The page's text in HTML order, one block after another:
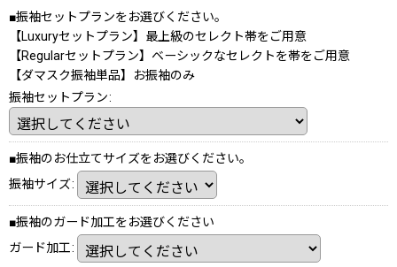
■振袖セットプランをお選びください。
【Luxuryセットプラン】最上級のセレクト帯をご用意
【Regularセットプラン】ベーシックなセレクトを帯をご用意
【ダマスク振袖単品】お振袖のみ
振袖セットプラン:
■振袖のお仕立てサイズをお選びください。
振袖サイズ:
■振袖のガード加工をお選びください
ガード加工: